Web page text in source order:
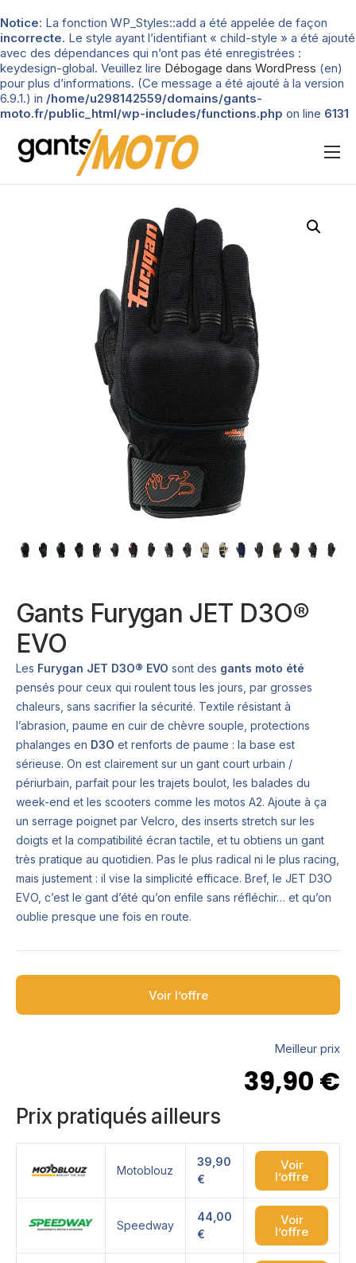
Notice: La fonction WP_Styles::add a été appelée de façon
incorrecte. Le style ayant l’identifiant « child-style » a été ajouté
avec des dépendances qui n’ont pas été enregistrées :
keydesign-global. Veuillez lire Débogage dans WordPress (en)
pour plus d’informations. (Ce message a été ajouté à la version
6.9.1.) in /home/u298142559/domains/gants-
moto.fr/public_html/wp-includes/functions.php on line 6131
Nos tests
Gants Furygan JET D3O®
EVO
Les Furygan JET D3O® EVO sont des gants moto été
pensés pour ceux qui roulent tous les jours, par grosses
chaleurs, sans sacrifier la sécurité. Textile résistant à
l’abrasion, paume en cuir de chèvre souple, protections
phalanges en D3O et renforts de paume : la base est
sérieuse. On est clairement sur un gant court urbain /
périurbain, parfait pour les trajets boulot, les balades du
week-end et les scooters comme les motos A2. Ajoute à ça
un serrage poignet par Velcro, des inserts stretch sur les
doigts et la compatibilité écran tactile, et tu obtiens un gant
très pratique au quotidien. Pas le plus radical ni le plus racing,
mais justement : il vise la simplicité efficace. Bref, le JET D3O
EVO, c’est le gant d’été qu’on enfile sans réfléchir… et qu’on
oublie presque une fois en route.
Voir l’offre
Meilleur prix
39,90 €
Prix pratiqués ailleurs
Motoblouz
39,90
€
Voir
l’offre
Speedway
44,00
€
Voir
l’offre